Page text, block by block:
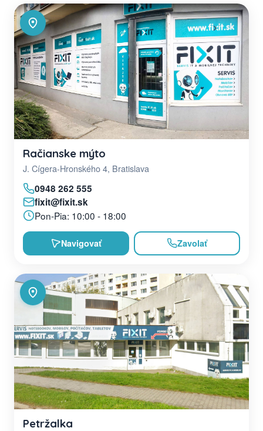
Račianske mýto
J. Cígera-Hronského 4, Bratislava
0948 262 555
fixit@fixit.sk
Pon-Pia: 10:00 - 18:00
Navigovať Zavolať
Petržalka